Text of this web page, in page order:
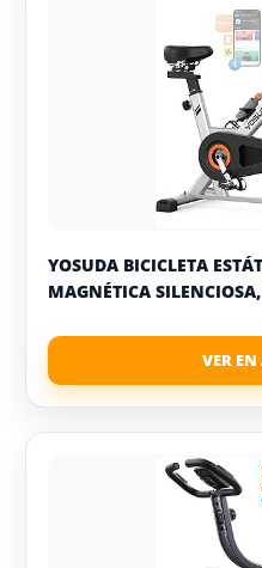
YOSUDA BICICLETA
MAGNÉTICA